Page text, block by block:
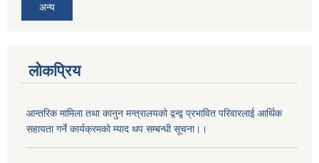
अन्य
लोकप्रिय
आन्तरिक मामिला तथा कानुन मन्त्रालयको द्वन्द्व प्रभावित परिवारलाई आर्थिक
सहायता गर्ने कार्यक्रमको म्याद थप सम्बन्धी सूचना।।